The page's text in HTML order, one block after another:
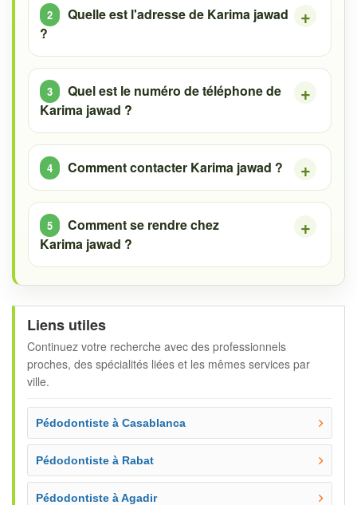
Quelle est l'adresse de Karima jawad
?
Quel est le numéro de téléphone de
Karima jawad ?
Comment contacter Karima jawad ?
Comment se rendre chez
Karima jawad ?
Liens utiles
Continuez votre recherche avec des professionnels
proches, des spécialités liées et les mêmes services par
ville.
Pédodontiste à Casablanca
Pédodontiste à Rabat
Pédodontiste à Agadir